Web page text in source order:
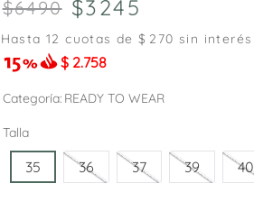
6490 3245
Hasta 12 cuotas de $ 270 sin interés
$ 2.758
Categoría READY TO WEAR
Talla
35 36 37 39 40